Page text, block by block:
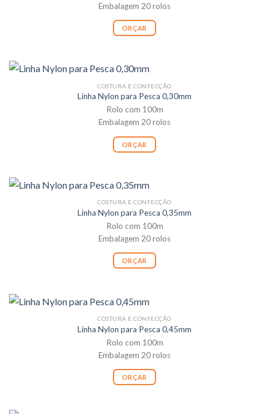
Embalagem 20 rolos
ORÇAR
COSTURA E CONFECÇÃO
Linha Nylon para Pesca 0,30mm
Rolo com 100m
Embalagem 20 rolos
ORÇAR
COSTURA E CONFECÇÃO
Linha Nylon para Pesca 0,35mm
Rolo com 100m
Embalagem 20 rolos
ORÇAR
COSTURA E CONFECÇÃO
Linha Nylon para Pesca 0,45mm
Rolo com 100m
Embalagem 20 rolos
ORÇAR